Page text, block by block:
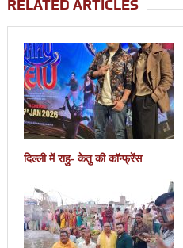
RELATED ARTICLES
दिल्ली में राहु- केतु की कॉन्फ्रेंस